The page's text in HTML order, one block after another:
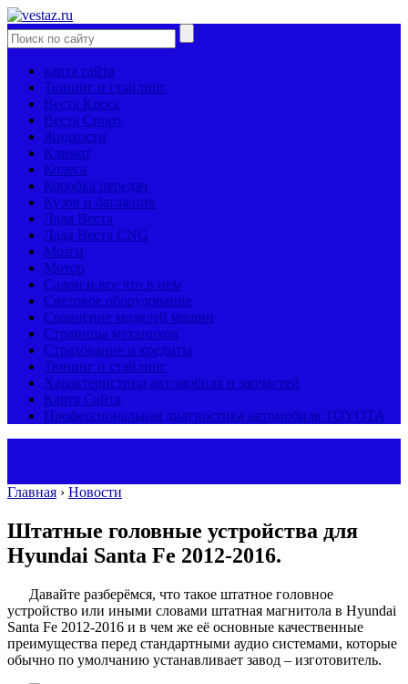
карта сайта
Тюнинг и стайлинг
Веста Кросс
Веста Спорт
Жидкости
Климат
Колеса
Коробка передач
Кузов и багажник
Лада Веста
Лада Веста CNG
Мозги
Мотор
Салон и все что в нем
Световое оборудование
Сравнение моделей машин
Страницы механиков
Страхование и кредиты
Тюнинг и стайлинг
Характеристики автомобиля и запчастей
Карта Сайта
Профессиональная диагностика автомобиля TOYOTA
Главная › Новости
Штатные головные устройства для
Hyundai Santa Fe 2012-2016.
Давайте разберёмся, что такое штатное головное
устройство или иными словами штатная магнитола в Hyundai
Santa Fe 2012-2016 и в чем же её основные качественные
преимущества перед стандартными аудио системами, которые
обычно по умолчанию устанавливает завод – изготовитель.